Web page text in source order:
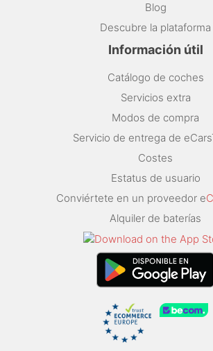
Blog
Descubre la plataforma
Información útil
Catálogo de coches
Servicios extra
Modos de compra
Servicio de entrega de
Costes
Estatus de usuario
Conviértete en un proveedor e
Alquiler de baterías